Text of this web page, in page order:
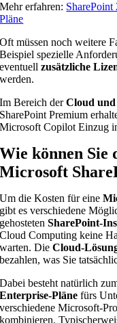
Mehr erfahren:
Pläne
Oft müssen noch weitere
Beispiel spezielle
eventuell zusätzliche
werden.
Im Bereich derCloud
SharePoint Premium
Microsoft Copilot Einzug
Wie können Sie
Microsoft
Um die Kosten für eine
gibt es verschiedene
gehostetenSharePoint-
Cloud Computing keine
warten. DieCloud-
bezahlen, was Sie
Dabei besteht natürlich
Enterprise-Pläne fürs
verschiedene Microsoft-
kombinieren.